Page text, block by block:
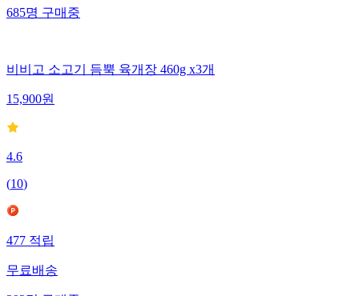
685명구매중
비비고 소고기 듬뿍 육개장 460g x3개
15,900원
4.6
(10)
477적립
무료배송